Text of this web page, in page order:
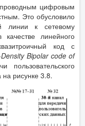
цифровым
Это обусловило
линии к сетевому
линейного
код с
Density Bipolar code of
на рисунке 3.8.